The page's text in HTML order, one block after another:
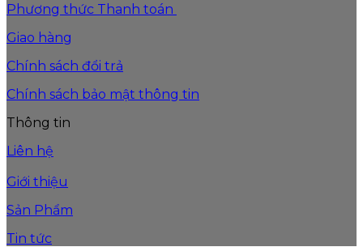
Phương thức Thanh toán
Giao hàng
Chính sách đổi trả
Chính sách bảo mật thông tin
Thông tin
Liên hệ
Giới thiệu
Sản Phẩm
Tin tức